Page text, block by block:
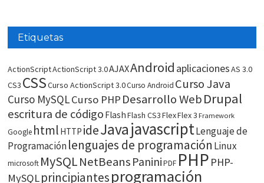
Etiquetas
ActionScriptActionScript 3.0AJAXAndroid aplicacionesAS 3.0
CS3 CSSCurso ActionScript 3.0Curso Android Curso Java
Curso MySQLCurso PHP Desarrollo WebDrupal
escritura de código FlashFlash CS3FlexFlex 3 Framework
Google html HTTP ideJavajavascriptLenguaje de
Programaciónlenguajes de programación Linux
microsoft MySQLNetBeans Panini PDF PHP PHP-
MySQLprincipiantesprogramación